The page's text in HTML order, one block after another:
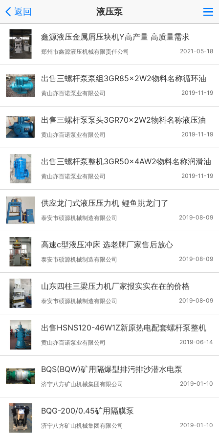
返回 液压泵
鑫源液压金属屑压块机Y高产量 高质量需求
2021-05-18
郑州市鑫源液压机械有限责任公司
出售三螺杆泵泵组3GR85×2W2物料名称循环油
2019-11-19
黄山亦百诺泵业有限公司
出售三螺杆泵泵头3GR70×2W2物料名称液压油
2019-11-19
黄山亦百诺泵业有限公司
出售三螺杆泵整机3GR50×4AW2物料名称润滑油
2019-11-19
黄山亦百诺泵业有限公司
供应龙门式液压压力机 鲤鱼跳龙门了
2019-08-09
泰安市硕源机械制造有限公司
高速c型液压冲床 选老牌厂家售后放心
2019-08-09
泰安市硕源机械制造有限公司
山东四柱三梁压力机厂家报实实在在的价格
2019-08-09
泰安市硕源机械制造有限公司
出售HSNS120-46W1Z新原热电配套螺杆泵整机
2019-06-14
黄山亦百诺泵业有限公司
BQS(BQW)矿用隔爆型排污排沙潜水电泵
2019-01-10
济宁八方矿山机械集团有限公司
BQG-200/0.45矿用隔膜泵
2019-01-10
济宁八方矿山机械集团有限公司